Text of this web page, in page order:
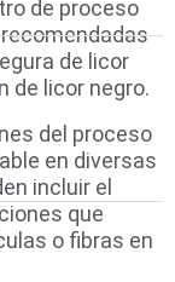
de proceso
de licor
de licor negro.
del proceso
en diversas
incluir el
que
o fibras en